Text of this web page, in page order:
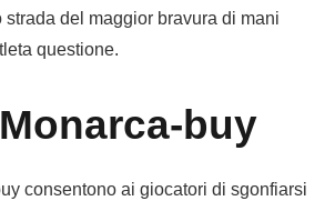
del maggior bravura di mani
questione.
buy
consentono ai giocatori di sgonfiarsi